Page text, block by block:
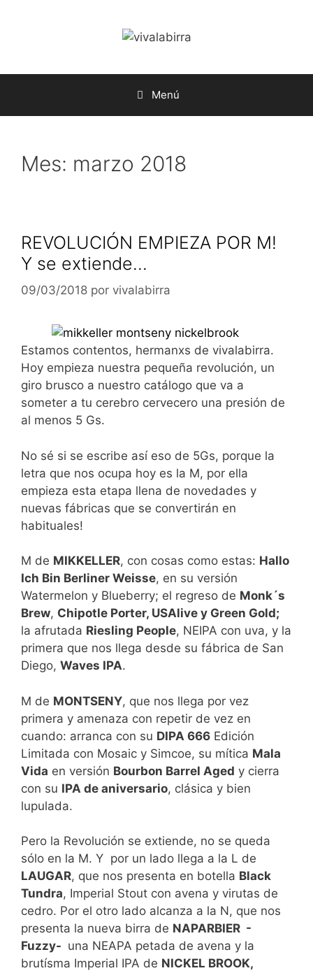
Menú
Mes: marzo 2018
REVOLUCIÓN EMPIEZA POR M!
Y se extiende…
09/03/2018 por vivalabirra
Estamos contentos, hermanxs de vivalabirra.
Hoy empieza nuestra pequeña revolución, un
giro brusco a nuestro catálogo que va a
someter a tu cerebro cervecero una presión de
al menos 5 Gs.
No sé si se escribe así eso de 5Gs, porque la
letra que nos ocupa hoy es la M, por ella
empieza esta etapa llena de novedades y
nuevas fábricas que se convertirán en
habituales!
M de MIKKELLER, con cosas como estas: Hallo
Ich Bin Berliner Weisse, en su versión
Watermelon y Blueberry; el regreso de Monk´s
Brew, Chipotle Porter, USAlive y Green Gold;
la afrutada Riesling People, NEIPA con uva, y la
primera que nos llega desde su fábrica de San
Diego, Waves IPA.
M de MONTSENY, que nos llega por vez
primera y amenaza con repetir de vez en
cuando: arranca con su DIPA 666 Edición
Limitada con Mosaic y Simcoe, su mítica Mala
Vida en versión Bourbon Barrel Aged y cierra
con su IPA de aniversario, clásica y bien
lupulada.
Pero la Revolución se extiende, no se queda
sólo en la M. Y por un lado llega a la L de
LAUGAR, que nos presenta en botella Black
Tundra, Imperial Stout con avena y virutas de
cedro. Por el otro lado alcanza a la N, que nos
presenta la nueva birra de NAPARBIER -
Fuzzy- una NEAPA petada de avena y la
brutísma Imperial IPA de NICKEL BROOK,